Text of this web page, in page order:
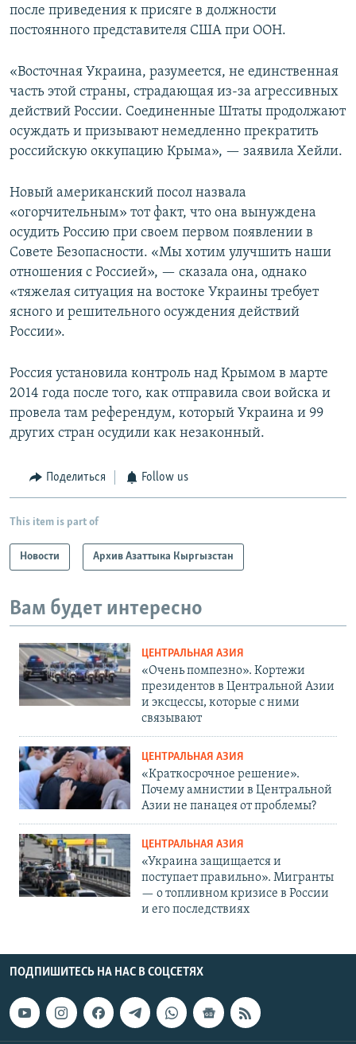
после приведения к присяге в должности
постоянного представителя США при ООН.
«Восточная Украина, разумеется, не единственная
часть этой страны, страдающая из-за агрессивных
действий России. Соединенные Штаты продолжают
осуждать и призывают немедленно прекратить
российскую оккупацию Крыма», — заявила Хейли.
Новый американский посол назвала
«огорчительным» тот факт, что она вынуждена
осудить Россию при своем первом появлении в
Совете Безопасности. «Мы хотим улучшить наши
отношения с Россией», — сказала она, однако
«тяжелая ситуация на востоке Украины требует
ясного и решительного осуждения действий
России».
Россия установила контроль над Крымом в марте
2014 года после того, как отправила свои войска и
провела там референдум, который Украина и 99
других стран осудили как незаконный.
Поделиться Follow us
This item is part of
Новости Архив Азаттыка Кыргызстан
Вам будет интересно
ЦЕНТРАЛЬНАЯ АЗИЯ
«Очень помпезно». Кортежи
президентов в Центральной Азии
и эксцессы, которые с ними
связывают
ЦЕНТРАЛЬНАЯ АЗИЯ
«Краткосрочное решение».
Почему амнистии в Центральной
Азии не панацея от проблемы?
ЦЕНТРАЛЬНАЯ АЗИЯ
«Украина защищается и
поступает правильно». Мигранты
— о топливном кризисе в России
и его последствиях
ПОДПИШИТЕСЬ НА НАС В СОЦСЕТЯХ